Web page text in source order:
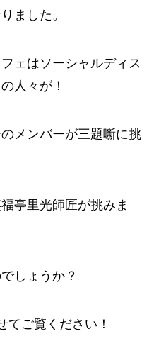
ました。
ェはソーシャルディス
人々が！
メンバーが三題噺に挑
亭里光師匠が挑みま
しょうか？
てご覧ください！